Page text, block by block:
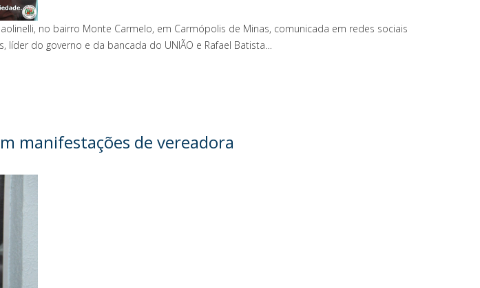
no bairro Monte Carmelo, em Carmópolis de Minas, comunicada em redes sociais
líder do governo e da bancada do UNIÃO e Rafael Batista…
manifestações de vereadora